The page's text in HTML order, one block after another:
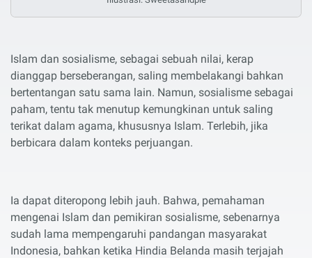
Islam dan sosialisme, sebagai sebuah nilai, kerap
dianggap berseberangan, saling membelakangi bahkan
bertentangan satu sama lain. Namun, sosialisme sebagai
paham, tentu tak menutup kemungkinan untuk saling
terikat dalam agama, khususnya Islam. Terlebih, jika
berbicara dalam konteks perjuangan.
Ia dapat diteropong lebih jauh. Bahwa, pemahaman
mengenai Islam dan pemikiran sosialisme, sebenarnya
sudah lama mempengaruhi pandangan masyarakat
Indonesia, bahkan ketika Hindia Belanda masih terjajah